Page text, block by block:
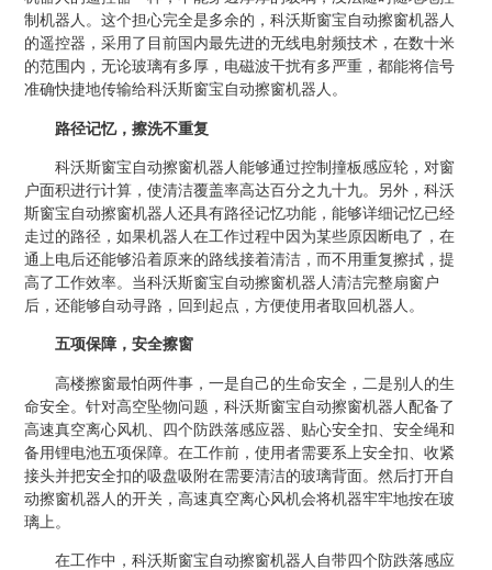
制机器人。这个担心完全是多余的，科沃斯窗宝自动擦窗机器人
的遥控器，采用了目前国内最先进的无线电射频技术，在数十米
的范围内，无论玻璃有多厚，电磁波干扰有多严重，都能将信号
准确快捷地传输给科沃斯窗宝自动擦窗机器人。
路径记忆，擦洗不重复
科沃斯窗宝自动擦窗机器人能够通过控制撞板感应轮，对窗
户面积进行计算，使清洁覆盖率高达百分之九十九。另外，科沃
斯窗宝自动擦窗机器人还具有路径记忆功能，能够详细记忆已经
走过的路径，如果机器人在工作过程中因为某些原因断电了，在
通上电后还能够沿着原来的路线接着清洁，而不用重复擦拭，提
高了工作效率。当科沃斯窗宝自动擦窗机器人清洁完整扇窗户
后，还能够自动寻路，回到起点，方便使用者取回机器人。
五项保障，安全擦窗
高楼擦窗最怕两件事，一是自己的生命安全，二是别人的生
命安全。针对高空坠物问题，科沃斯窗宝自动擦窗机器人配备了
高速真空离心风机、四个防跌落感应器、贴心安全扣、安全绳和
备用锂电池五项保障。在工作前，使用者需要系上安全扣、收紧
接头并把安全扣的吸盘吸附在需要清洁的玻璃背面。然后打开自
动擦窗机器人的开关，高速真空离心风机会将机器牢牢地按在玻
璃上。
在工作中，科沃斯窗宝自动擦窗机器人自带四个防跌落感应